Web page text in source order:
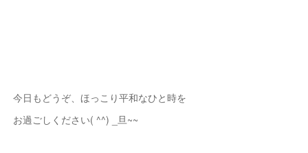
今日もどうぞ、ほっこり平和なひと時を
お過ごしください( ^^) _旦~~